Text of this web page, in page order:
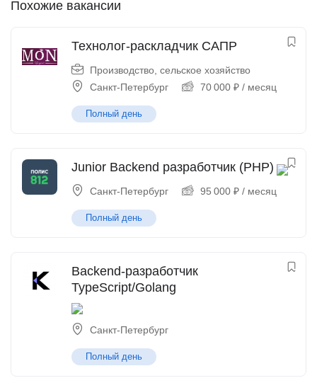
Похожие вакансии
Технолог-раскладчик САПР
Производство, сельское хозяйство
Санкт-Петербург
70 000 ₽ / месяц
Полный день
Junior Backend разработчик (PHP)
Санкт-Петербург 95 000 ₽ / месяц
Полный день
Backend-разработчик
TypeScript/Golang
Санкт-Петербург
Полный день